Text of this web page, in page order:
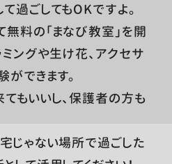
過ごしてもOKですよ。
料の「まなび教室」を開
ミングや生け花、アクセサ
ができます。
もいいし、保護者の方も
じゃない場所で過ごした